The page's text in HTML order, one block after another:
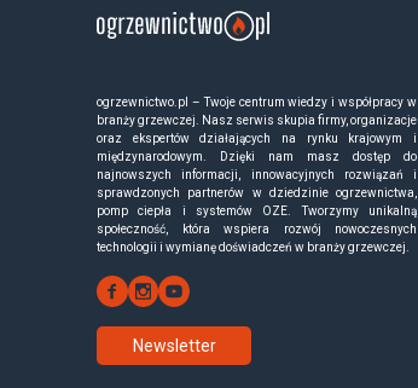
ogrzewnictwo.pl – Twoje centrum wiedzy i współpracy w
branży grzewczej. Nasz serwis skupia firmy, organizacje
oraz ekspertów działających na rynku krajowym i
międzynarodowym. Dzięki nam masz dostęp do
najnowszych informacji, innowacyjnych rozwiązań i
sprawdzonych partnerów w dziedzinie ogrzewnictwa,
pomp ciepła i systemów OZE. Tworzymy unikalną
społeczność, która wspiera rozwój nowoczesnych
technologii i wymianę doświadczeń w branży grzewczej.
Newsletter